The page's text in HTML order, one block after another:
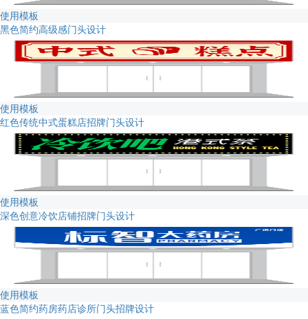
使用模板
黑色简约高级感门头设计
使用模板
红色传统中式蛋糕店招牌门头设计
使用模板
深色创意冷饮店铺招牌门头设计
使用模板
蓝色简约药房药店诊所门头招牌设计